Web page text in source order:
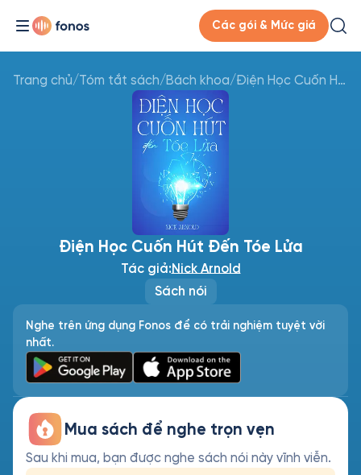
Các gói & Mức giá
Trang chủ/Tóm tắt sách/Bách khoa/ Điện Học Cuốn Hút Đến Tóe Lửa
Sách nói
Điện Học Cuốn Hút Đến Tóe Lửa
Tác giả:Nick Arnold
Nghe trên ứng dụng Fonos để có trải nghiệm tuyệt vời
nhất.
Mua sách để nghe trọn vẹn
Sau khi mua, bạn được nghe sách nói này vĩnh viễn.